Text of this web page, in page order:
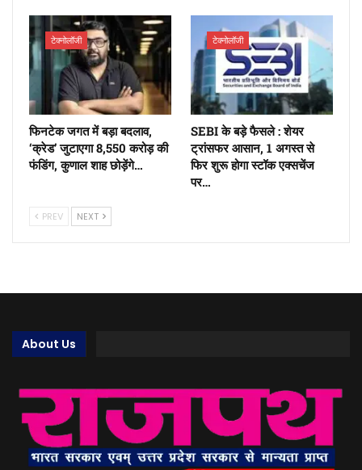
टेक्नोलॉजी
फिनटेक जगत में बड़ा बदलाव,
‘क्रेड’ जुटाएगा 8,550 करोड़ की
फंडिंग, कुणाल शाह छोड़ेंगे…
टेक्नोलॉजी
SEBI के बड़े फैसले : शेयर
ट्रांसफर आसान, 1 अगस्त से
फिर शुरू होगा स्टॉक एक्सचेंज
पर…
PREV NEXT
About Us